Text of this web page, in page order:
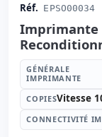
Réf. EPSO00034
Imprimante
GÉNÉRALE
IMPRIMANTE
COPIESVitesse
CONNECTIVITÉ